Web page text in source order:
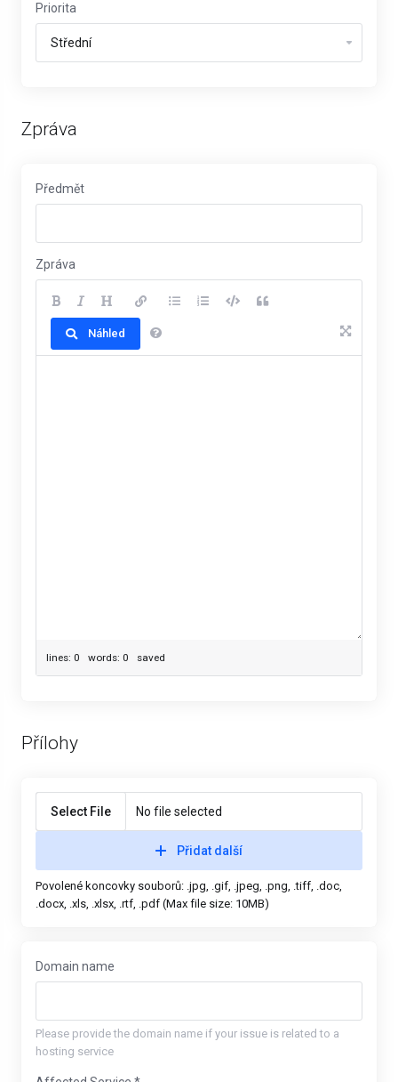
Priorita
Zpráva
Předmět
Zpráva
Náhled
lines: 0 words: 0 saved
Přílohy
Select File No file selected
Přidat další
Povolené koncovky souborů: .jpg, .gif, .jpeg, .png, .tiff, .doc,
.docx, .xls, .xlsx, .rtf, .pdf (Max file size: 10MB)
Domain name
Please provide the domain name if your issue is related to a
hosting service